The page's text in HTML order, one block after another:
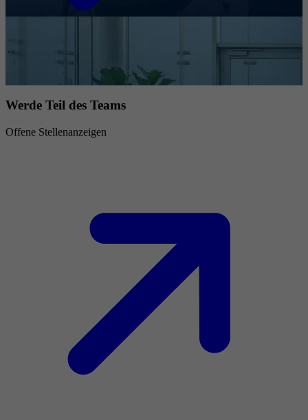
Werde Teil des Teams
Offene Stellenanzeigen